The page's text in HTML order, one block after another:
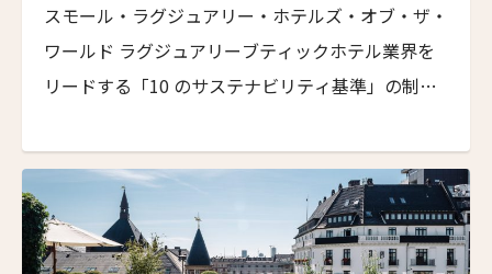
スモール・ラグジュアリー・ホテルズ・オブ・ザ・
ワールド ラグジュアリーブティックホテル業界を
リードする「10 のサステナビリティ基準」の制定
全加盟ホテルで実装へ